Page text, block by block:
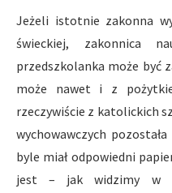
Jeżeli istotnie zakonna
świeckiej, zakonnica
przedszkolanka może być
może nawet i z
rzeczywiście z katolickich
wychowawczych
byle miał odpowiedni
jest – jak widzimy w